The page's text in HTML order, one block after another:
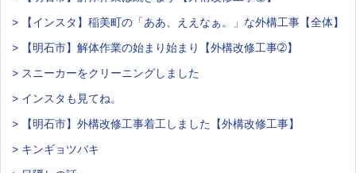
> 【インスタ】稲美町の「ああ、ええなぁ。」な外構工事【全体】
> 【明石市】解体作業の始まり始まり【外構改修工事➁】
> スニーカーをクリーニングしました
> インスタも見てね。
> 【明石市】外構改修工事着工しました【外構改修工事】
> キンギョツバキ